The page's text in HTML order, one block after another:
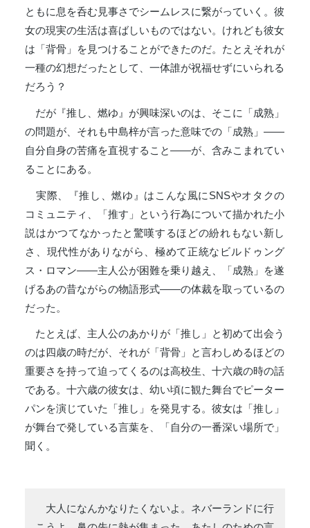
ともに息を呑む見事さでシームレスに繋がっていく。彼
女の現実の生活は喜ばしいものではない。けれども彼女
は「背骨」を見つけることができたのだ。たとえそれが
一種の幻想だったとして、一体誰が祝福せずにいられる
だろう？
だが『推し、燃ゆ』が興味深いのは、そこに「成熟」
の問題が、それも中島梓が言った意味での「成熟」――
自分自身の苦痛を直視すること――が、含みこまれてい
ることにある。
実際、『推し、燃ゆ』はこんな風にSNSやオタクの
コミュニティ、「推す」という行為について描かれた小
説はかつてなかったと驚嘆するほどの紛れもない新し
さ、現代性がありながら、極めて正統なビルドゥング
ス・ロマン――主人公が困難を乗り越え、「成熟」を遂
げるあの昔ながらの物語形式――の体裁を取っているの
だった。
たとえば、主人公のあかりが「推し」と初めて出会う
のは四歳の時だが、それが「背骨」と言わしめるほどの
重要さを持って迫ってくるのは高校生、十六歳の時の話
である。十六歳の彼女は、幼い頃に観た舞台でピーター
パンを演じていた「推し」を発見する。彼女は「推し」
が舞台で発している言葉を、「自分の一番深い場所で」
聞く。
大人になんかなりたくないよ。ネバーランドに行